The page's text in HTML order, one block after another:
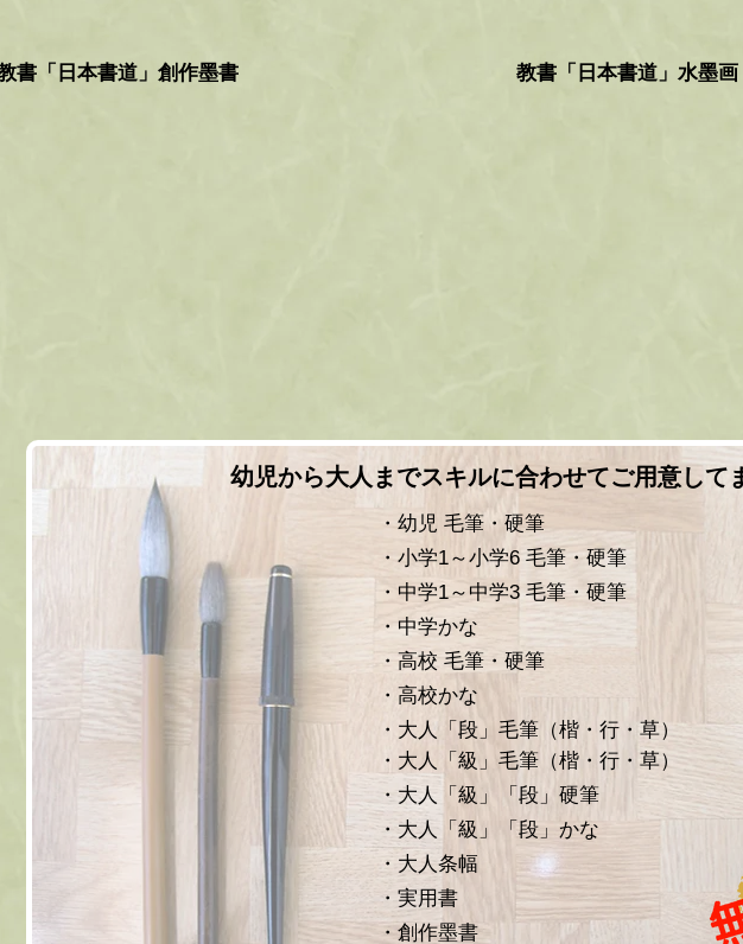
教書「日本書道」創作墨書 教書「日本書道」水墨画
・幼児 毛筆・硬筆
・小学1～小学6 毛筆・硬筆
・中学1～中学3 毛筆・硬筆
・中学かな
・高校かな
・高校 毛筆・硬筆
・大人「段」毛筆（楷・行・草）
・大人「級」毛筆（楷・行・草）
・大人「級」「段」硬筆
・大人「級」「段」かな
幼児から大人までスキルに合わせてご用意して
・大人条幅
・創作墨書
・実用書